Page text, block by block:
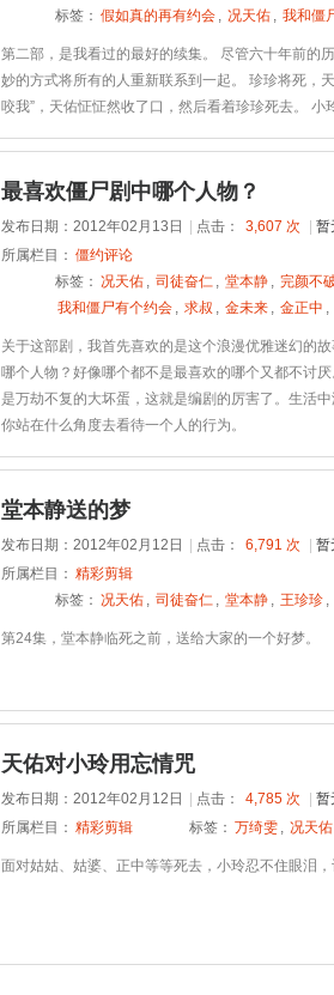
标签： 假如真的再有约会 , 况天佑 , 我和僵
第二部，是我看过的最好的续集。 尽管六十年前的
妙的方式将所有的人重新联系到一起。 珍珍将死，
咬我”，天佑怔怔然收了口，然后看着珍珍死去。 小
最喜欢僵尸剧中哪个人物？
发布日期：2012年02月13日 点击： 3,607 次
暂
所属栏目： 僵约评论
标签： 况天佑 , 司徒奋仁 , 堂本静 , 完颜不
我和僵尸有个约会 , 求叔 , 金未来 , 金正中 ,
关于这部剧，我首先喜欢的是这个浪漫优雅迷幻的
哪个人物？好像哪个都不是最喜欢的哪个又都不讨
是万劫不复的大坏蛋，这就是编剧的厉害了。生活
你站在什么角度去看待一个人的行为。
堂本静送的梦
发布日期：2012年02月12日 点击： 6,791 次
暂
所属栏目： 精彩剪辑
标签： 况天佑 , 司徒奋仁 , 堂本静 , 王珍珍 ,
第24集，堂本静临死之前，送给大家的一个好梦。
天佑对小玲用忘情咒
发布日期：2012年02月12日 点击： 4,785 次
暂
所属栏目： 精彩剪辑 标签： 万绮雯 , 况天佑
面对姑姑、姑婆、正中等等死去，小玲忍不住眼泪